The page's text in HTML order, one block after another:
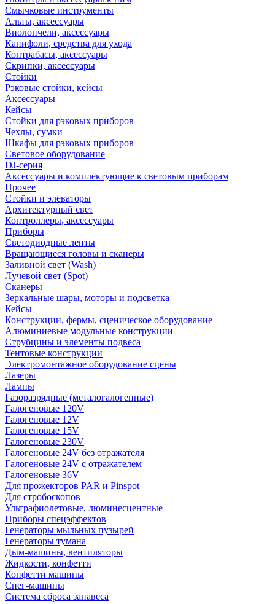
Смычковые инструменты
Альты, аксессуары
Виолончели, аксессуары
Канифоли, средства для ухода
Контрабасы, аксессуары
Скрипки, аксессуары
Стойки
Рэковые стойки, кейсы
Аксессуары
Кейсы
Стойки для рэковых приборов
Чехлы, сумки
Шкафы для рэковых приборов
Световое оборудование
DJ-серия
Аксессуары и комплектующие к световым приборам
Прочее
Стойки и элеваторы
Архитектурный свет
Контроллеры, аксессуары
Приборы
Светодиодные ленты
Вращающиеся головы и сканеры
Заливной свет (Wash)
Лучевой свет (Spot)
Сканеры
Зеркальные шары, моторы и подсветка
Кейсы
Конструкции, фермы, сценическое оборудование
Алюминиевые модульные конструкции
Струбцины и элементы подвеса
Тентовые конструкции
Электромонтажное оборудование сцены
Лазеры
Лампы
Газоразрядные (металогалогенные)
Галогеновые 120V
Галогеновые 12V
Галогеновые 15V
Галогеновые 230V
Галогеновые 24V без отражателя
Галогеновые 24V с отражателем
Галогеновые 36V
Для прожекторов PAR и Pinspot
Для стробоскопов
Ультрафиолетовые, люминесцентные
Приборы спецэффектов
Генераторы мыльных пузырей
Генераторы тумана
Дым-машины, вентиляторы
Жидкости, конфетти
Конфетти машины
Снег-машины
Система сброса занавеса